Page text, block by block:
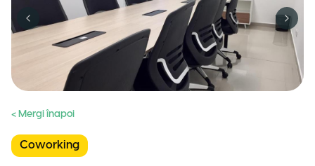
Previous slide Next
< Mergi înapoi
Coworking